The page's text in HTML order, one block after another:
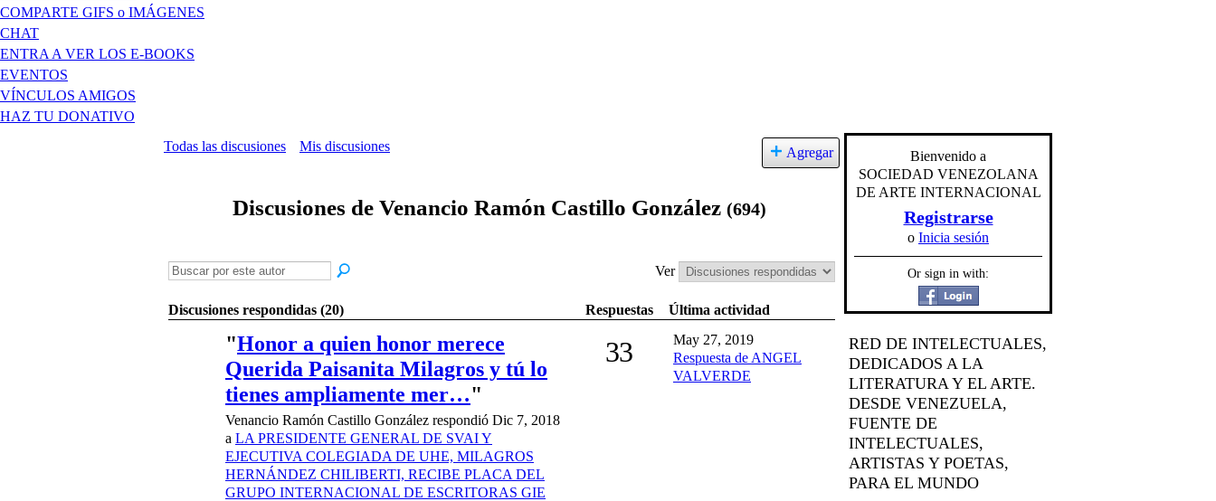
COMPARTE GIFS o IMÁGENES
CHAT
ENTRA A VER LOS E-BOOKS
EVENTOS
VÍNCULOS AMIGOS
HAZ TU DONATIVO
Todas las discusiones
Mis discusiones Agregar
Discusiones de Venancio Ramón Castillo González (694)
Ver
Discusiones respondidas (20) Respuestas Última actividad
"Honor a quien honor merece
Querida Paisanita Milagros y tú lo
tienes ampliamente mer…"
Venancio Ramón Castillo González respondió Dic 7, 2018
a LA PRESIDENTE GENERAL DE SVAI Y
EJECUTIVA COLEGIADA DE UHE, MILAGROS
HERNÁNDEZ CHILIBERTI, RECIBE PLACA DEL
GRUPO INTERNACIONAL DE ESCRITORAS GIE
33
May 27, 2019
Respuesta de ANGEL
VALVERDE
Bienvenido a
SOCIEDAD VENEZOLANA
DE ARTE INTERNACIONAL
Registrarse
o Inicia sesión
Or sign in with:
RED DE INTELECTUALES,
DEDICADOS A LA
LITERATURA Y EL ARTE.
DESDE VENEZUELA,
FUENTE DE
INTELECTUALES,
ARTISTAS Y POETAS,
PARA EL MUNDO